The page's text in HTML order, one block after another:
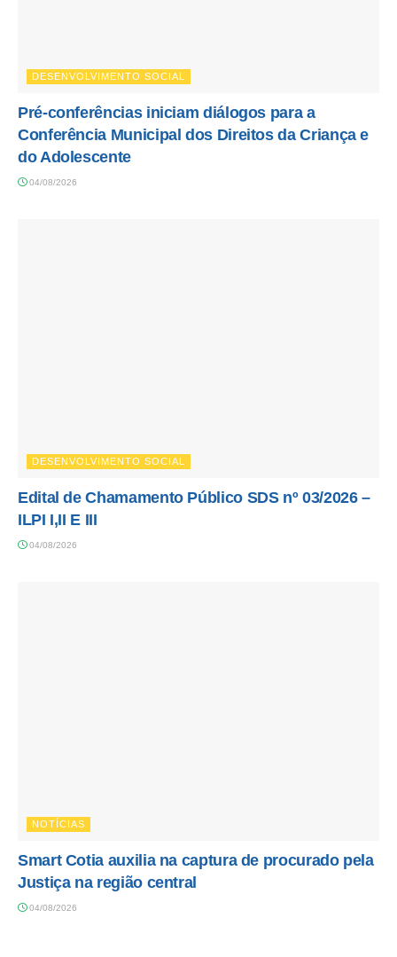
DESENVOLVIMENTO SOCIAL
Pré-conferências iniciam diálogos para a
Conferência Municipal dos Direitos da Criança e
do Adolescente
04/08/2026
DESENVOLVIMENTO SOCIAL
Edital de Chamamento Público SDS nº 03/2026 –
ILPI I,II E III
04/08/2026
NOTÍCIAS
Smart Cotia auxilia na captura de procurado pela
Justiça na região central
04/08/2026